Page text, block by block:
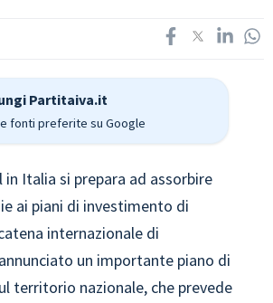
Partitaiva.it
fonti preferite su Google
Italia si prepara ad assorbire
ai piani di investimento di
internazionale di
un importante piano di
territorio nazionale, che prevede